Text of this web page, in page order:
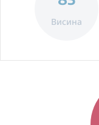
Висина